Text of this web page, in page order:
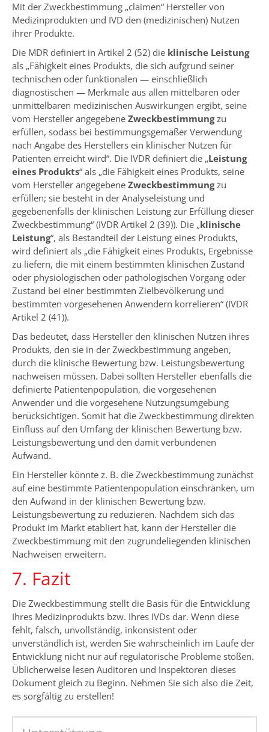
Mit der Zweckbestimmung „claimen“ Hersteller von
Medizinprodukten und IVD den (medizinischen) Nutzen
ihrer Produkte.
Die MDR definiert in Artikel 2 (52) die klinische Leistung
als „Fähigkeit eines Produkts, die sich aufgrund seiner
technischen oder funktionalen — einschließlich
diagnostischen — Merkmale aus allen mittelbaren oder
unmittelbaren medizinischen Auswirkungen ergibt, seine
vom Hersteller angegebene Zweckbestimmungzu
erfüllen, sodass bei bestimmungsgemäßer Verwendung
nach Angabe des Herstellers ein klinischer Nutzen für
Patienten erreicht wird“. Die IVDR definiert die „Leistung
eines Produkts“ als „die Fähigkeit eines Produkts, seine
vom Hersteller angegebene Zweckbestimmungzu
erfüllen; sie besteht in der Analyseleistung und
gegebenenfalls der klinischen Leistung zur Erfüllung dieser
Zweckbestimmung“ (IVDR Artikel 2 (39)). Die „klinische
Leistung“, als Bestandteil der Leistung eines Produkts,
wird definiert als „die Fähigkeit eines Produkts, Ergebnisse
zu liefern, die mit einem bestimmten klinischen Zustand
oder physiologischen oder pathologischen Vorgang oder
Zustand bei einer bestimmten Zielbevölkerung und
bestimmten vorgesehenen Anwendern korrelieren“ (IVDR
Artikel 2 (41)).
Das bedeutet, dass Hersteller den klinischen Nutzen ihres
Produkts, den sie in der Zweckbestimmung angeben,
durch die klinische Bewertung bzw. Leistungsbewertung
nachweisen müssen. Dabei sollten Hersteller ebenfalls die
definierte Patientenpopulation, die vorgesehenen
Anwender und die vorgesehene Nutzungsumgebung
berücksichtigen. Somit hat die Zweckbestimmung direkten
Einfluss auf den Umfang der klinischen Bewertung bzw.
Leistungsbewertung und den damit verbundenen
Aufwand.
Ein Hersteller könnte z. B. die Zweckbestimmung zunächst
auf eine bestimmte Patientenpopulation einschränken, um
den Aufwand in der klinischen Bewertung bzw.
Leistungsbewertung zu reduzieren. Nachdem sich das
Produkt im Markt etabliert hat, kann der Hersteller die
Zweckbestimmung mit den zugrundeliegenden klinischen
Nachweisen erweitern.
7. Fazit
Die Zweckbestimmung stellt die Basis für die Entwicklung
Ihres Medizinprodukts bzw. Ihres IVDs dar. Wenn diese
fehlt, falsch, unvollständig, inkonsistent oder
unverständlich ist, werden Sie wahrscheinlich im Laufe der
Entwicklung nicht nur auf regulatorische Probleme stoßen.
Üblicherweise lesen Auditoren und Inspektoren dieses
Dokument gleich zu Beginn. Nehmen Sie sich also die Zeit,
es sorgfältig zu erstellen!